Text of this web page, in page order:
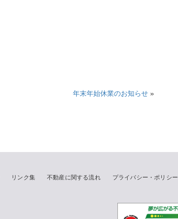
年末年始休業のお知らせ »
リンク集 不動産に関する流れ プライバシー・ポリシー